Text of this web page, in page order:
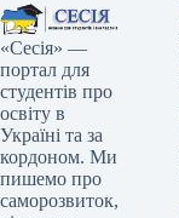
«Сесія» —
портал для
студентів про
освіту в
Україні та за
кордоном. Ми
пишемо про
саморозвиток,